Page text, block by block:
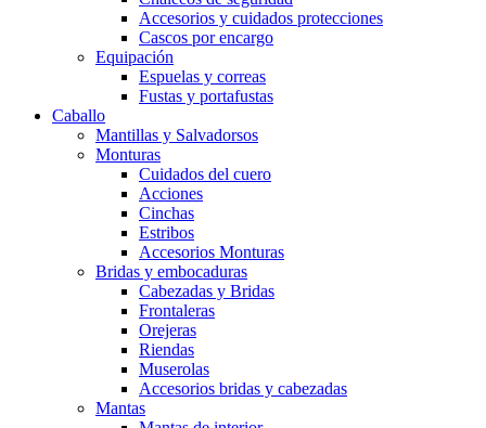
Accesorios y cuidados protecciones
Cascos por encargo
Equipación
Espuelas y correas
Fustas y portafustas
Caballo
Mantillas y Salvadorsos
Monturas
Cuidados del cuero
Acciones
Cinchas
Estribos
Accesorios Monturas
Bridas y embocaduras
Cabezadas y Bridas
Frontaleras
Orejeras
Riendas
Muserolas
Accesorios bridas y cabezadas
Mantas